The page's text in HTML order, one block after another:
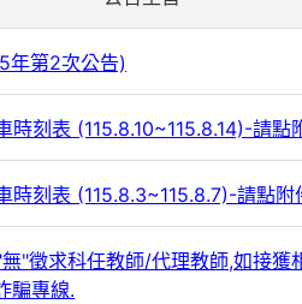
年第2次公告)
刻表 (115.8.10~115.8.14)-請點
時刻表 (115.8.3~115.8.7)-請點附
"徵求科任教師/代理教師,如接獲
騙專線.